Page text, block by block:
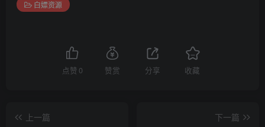
白嫖资源
点赞 0 赞赏 分享 收藏
上一篇
下一篇